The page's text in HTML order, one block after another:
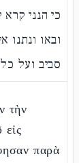
כי הנני
ובאו
סביב ועל
τὴν
παρὰ